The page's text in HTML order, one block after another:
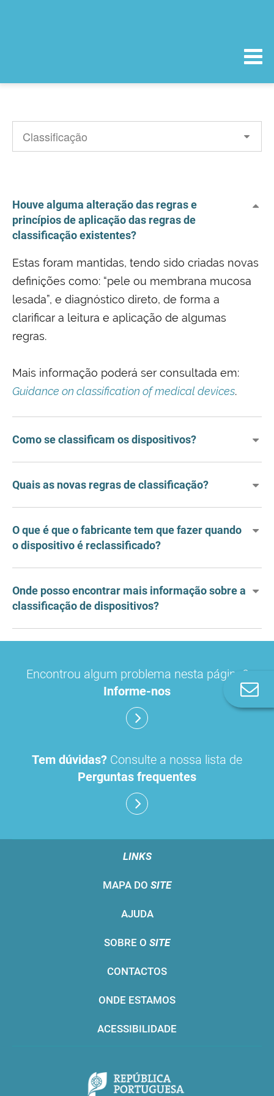
Houve alguma alteração das regras e
princípios de aplicação das regras de
classificação existentes?
Estas foram mantidas, tendo sido criadas novas
definições como: “pele ou membrana mucosa
lesada”, e diagnóstico direto, de forma a
clarificar a leitura e aplicação de algumas
regras.
Mais informação poderá ser consultada em:
Guidance on classification of medical devices.
Como se classificam os dispositivos?
Quais as novas regras de classificação?
O que é que o fabricante tem que fazer quando
o dispositivo é reclassificado?
Onde posso encontrar mais informação sobre a
classificação de dispositivos?
Encontrou algum problema nesta página?
Informe-nos
Tem dúvidas? Consulte a nossa lista de
Perguntas frequentes
LINKS
MAPA DO SITE
AJUDA
SOBRE O SITE
CONTACTOS
ONDE ESTAMOS
ACESSIBILIDADE